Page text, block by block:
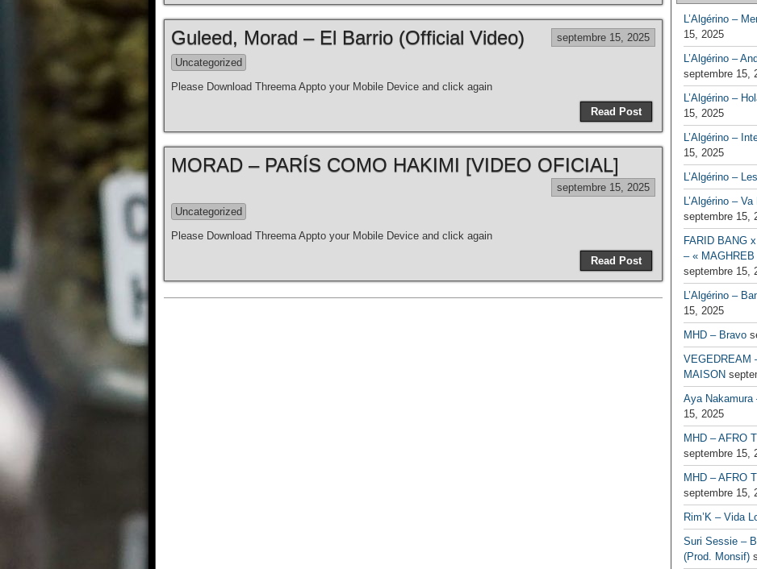
Guleed, Morad – El Barrio (Official Video) septembre 15, 2025
Uncategorized
Please Download Threema Appto your Mobile Device and click again
Read Post
MORAD – PARÍS COMO HAKIMI [VIDEO OFICIAL]
septembre 15, 2025
Uncategorized
Please Download Threema Appto your Mobile Device and click again
Read Post
L’Algérino –
15, 2025
L’Algérino –
septembre 15,
L’Algérino –
15, 2025
L’Algérino –
15, 2025
L’Algérino –
L’Algérino –
septembre 15,
FARID BANG
– «
septembre 15,
L’Algérino –
15, 2025
MHD – Bravo
VEGEDREAM
MAISON
Aya Nakamura
15, 2025
MHD – AFRO
septembre 15,
MHD – AFRO
septembre 15,
Rim’K – Vida
Suri Sessie –
(Prod. Monsif)